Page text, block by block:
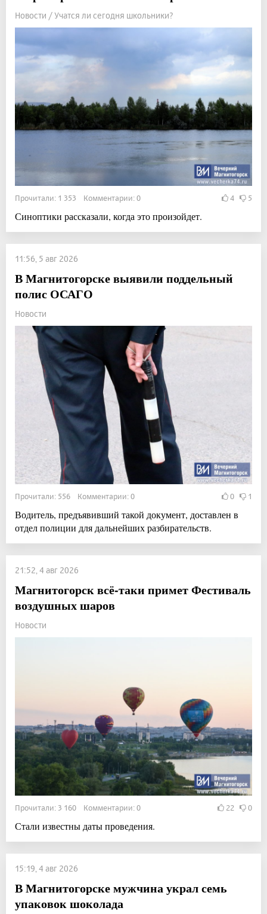
Новости / Учатся ли сегодня школьники?
Прочитали: 1 353 Комментарии: 0 4 5
Синоптики рассказали, когда это произойдет.
11:56, 5 авг 2026
В Магнитогорске выявили поддельный
полис ОСАГО
Новости
Прочитали: 556 Комментарии: 0 0 1
Водитель, предъявивший такой документ, доставлен в
отдел полиции для дальнейших разбирательств.
21:52, 4 авг 2026
Магнитогорск всё-таки примет Фестиваль
воздушных шаров
Новости
Прочитали: 3 160 Комментарии: 0 22 0
Стали известны даты проведения.
15:19, 4 авг 2026
В Магнитогорске мужчина украл семь
упаковок шоколада